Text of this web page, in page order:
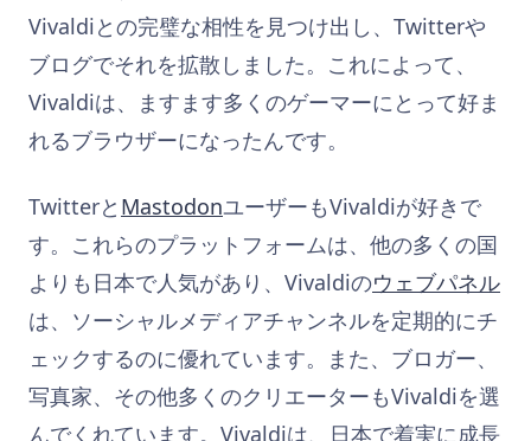
Vivaldiとの完璧な相性を見つけ出し、Twitterや
ブログでそれを拡散しました。これによって、
Vivaldiは、ますます多くのゲーマーにとって好ま
れるブラウザーになったんです。
Twitterと MastodonユーザーもVivaldiが好きで
す。これらのプラットフォームは、他の多くの国
よりも日本で人気があり、Vivaldiのウェブパネル
は、ソーシャルメディアチャンネルを定期的にチ
ェックするのに優れています。また、ブロガー、
写真家、その他多くのクリエーターもVivaldiを選
んでくれています。Vivaldiは、日本で着実に成長